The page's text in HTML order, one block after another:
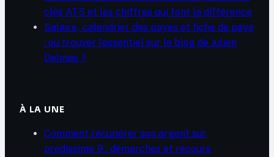
clés ATS et les chiffres qui font la différence
Salaire, calendrier des payes et fiche de paye
: où trouver l’essentiel sur le blog de Julien
Delmas ?
À LA UNE
Comment récupérer son argent sur
predissime 9 : démarches et recours